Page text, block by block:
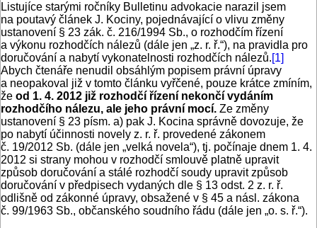
Listujíce starými ročníky Bulletinu advokacie narazil jsem
na poutavý článek J. Kociny, pojednávající o vlivu změny
ustanovení § 23 zák. č. 216/1994 Sb., o rozhodčím řízení
a výkonu rozhodčích nálezů (dále jen „z. r. ř.“), na pravidla pro
doručování a nabytí vykonatelnosti rozhodčích nálezů.[1]
Abych čtenáře nenudil obsáhlým popisem právní úpravy
a neopakoval již v tomto článku vyřčené, pouze krátce zmíním,
že od 1. 4. 2012 již rozhodčí řízení nekončí vydáním
rozhodčího nálezu, ale jeho právní mocí. Ze změny
ustanovení § 23 písm. a) pak J. Kocina správně dovozuje, že
po nabytí účinnosti novely z. r. ř. provedené zákonem
č. 19/2012 Sb. (dále jen „velká novela“), tj. počínaje dnem 1. 4.
2012 si strany mohou v rozhodčí smlouvě platně upravit
způsob doručování a stálé rozhodčí soudy upravit způsob
doručování v předpisech vydaných dle § 13 odst. 2 z. r. ř.
odlišně od zákonné úpravy, obsažené v § 45 a násl. zákona
č. 99/1963 Sb., občanského soudního řádu (dále jen „o. s. ř.“).